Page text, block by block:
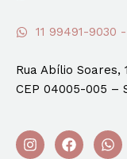
11 99491-9030
Rua Abílio Soares,
CEP 04005-005 –